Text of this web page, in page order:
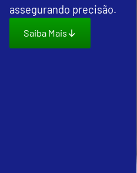
assegurando precisão.
Saiba Mais